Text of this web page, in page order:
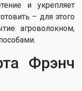
и укрепляет
– для этого
агроволокном,
Фрэнч